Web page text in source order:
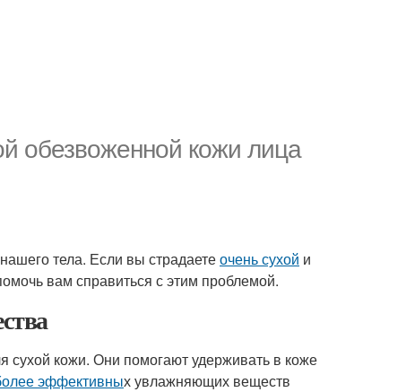
обезвоженной кожи лица
тела. Если вы страдаетеочень сухой и
вам справиться с этим проблемой.
кожи. Они помогают удерживать в коже
эффективных увлажняющих веществ